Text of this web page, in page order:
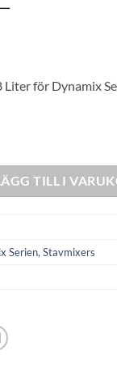
Liter för Dynamix
TILL I
Serien, Stavmixers